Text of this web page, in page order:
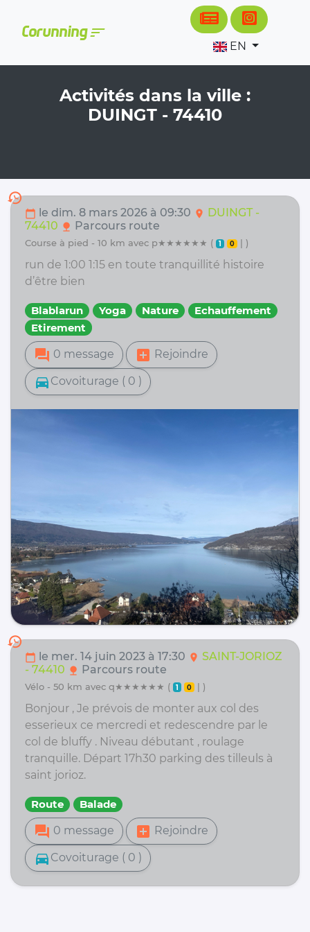
Corunningsort
EN
Activités dans la ville :
DUINGT - 74410
history
calendar_today le dim. 8 mars 2026 à 09:30 location_on DUINGT -
74410 nature Parcours route
course à pied - 10 km avec p★★★★★★ ( 1 0 | )
run de 1:00 1:15 en toute tranquillité histoire
d’être bien
Blablarun Yoga Nature
Echauffement
Etirement
forum 0 message add_box Rejoindre
directions_car Covoiturage ( 0 )
history
calendar_today le mer. 14 juin 2023 à 17:30 location_on SAINT-JORIOZ
- 74410 nature Parcours route
vélo - 50 km avec q★★★★★★ ( 1 0 | )
Bonjour , Je prévois de monter aux col des
esserieux ce mercredi et redescendre par le
col de bluffy . Niveau débutant , roulage
tranquille. Départ 17h30 parking des tilleuls à
saint jorioz.
Route Balade
forum 0 message add_box Rejoindre
directions_car Covoiturage ( 0 )